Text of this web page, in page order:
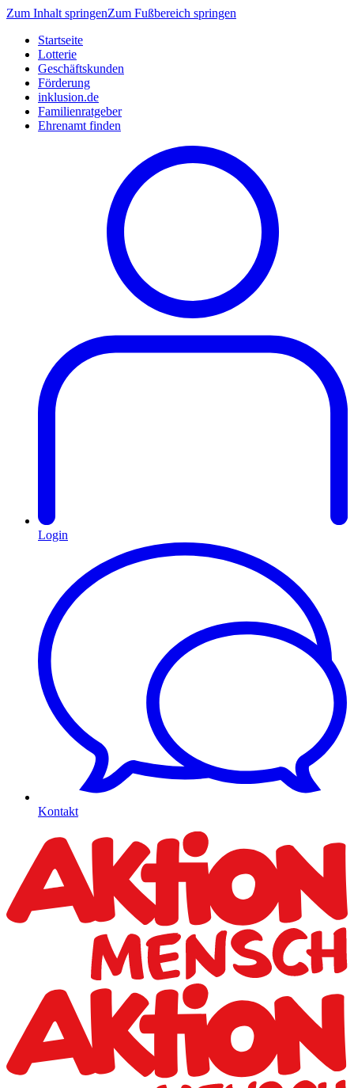
Zum Inhalt springenZum Fußbereich springen
Startseite
Lotterie
Geschäftskunden
Förderung
inklusion.de
Familienratgeber
Ehrenamt finden
Login
Kontakt